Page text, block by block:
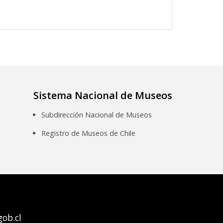
Sistema Nacional de Museos
Subdirección Nacional de Museos
Registro de Museos de Chile